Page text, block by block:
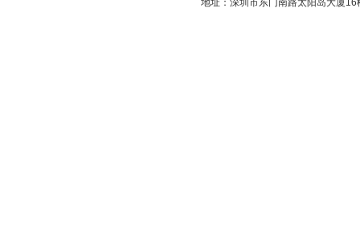
地址：深圳市东门南路太阳岛大厦